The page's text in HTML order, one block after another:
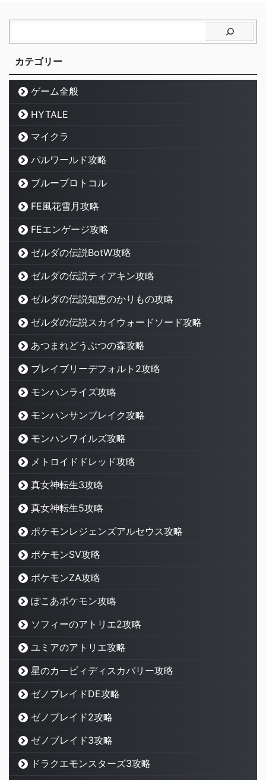
カテゴリー
ゲーム全般
HYTALE
マイクラ
パルワールド攻略
ブループロトコル
FE風花雪月攻略
FEエンゲージ攻略
ゼルダの伝説BotW攻略
ゼルダの伝説ティアキン攻略
ゼルダの伝説知恵のかりもの攻略
ゼルダの伝説スカイウォードソード攻略
あつまれどうぶつの森攻略
ブレイブリーデフォルト2攻略
モンハンライズ攻略
モンハンサンブレイク攻略
モンハンワイルズ攻略
メトロイドドレッド攻略
真女神転生3攻略
真女神転生5攻略
ポケモンレジェンズアルセウス攻略
ポケモンSV攻略
ポケモンZA攻略
ぽこあポケモン攻略
ソフィーのアトリエ2攻略
ユミアのアトリエ攻略
星のカービィディスカバリー攻略
ゼノブレイドDE攻略
ゼノブレイド2攻略
ゼノブレイド3攻略
ドラクエモンスターズ3攻略